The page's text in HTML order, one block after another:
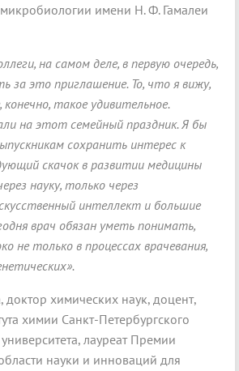
имени Н. Ф. Гамалеи
на самом деле, в первую очередь,
за это приглашение. То, что я вижу,
такое удивительное.
на этот семейный праздник. Я бы
сохранить интерес к
скачок в развитии медицины
науку, только через
интеллект и большие
врач обязан уметь понимать,
не только в процессах врачевания,
, доктор химических наук, доцент,
химии Санкт-Петербургского
лауреат Премии
науки и инноваций для